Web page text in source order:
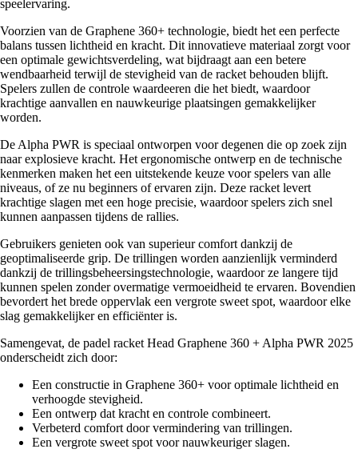
speelervaring.
Voorzien van de Graphene 360+ technologie, biedt het een perfecte
balans tussen lichtheid en kracht. Dit innovatieve materiaal zorgt voor
een optimale gewichtsverdeling, wat bijdraagt aan een betere
wendbaarheid terwijl de stevigheid van de racket behouden blijft.
Spelers zullen de controle waardeeren die het biedt, waardoor
krachtige aanvallen en nauwkeurige plaatsingen gemakkelijker
worden.
De Alpha PWR is speciaal ontworpen voor degenen die op zoek zijn
naar explosieve kracht. Het ergonomische ontwerp en de technische
kenmerken maken het een uitstekende keuze voor spelers van alle
niveaus, of ze nu beginners of ervaren zijn. Deze racket levert
krachtige slagen met een hoge precisie, waardoor spelers zich snel
kunnen aanpassen tijdens de rallies.
Gebruikers genieten ook van superieur comfort dankzij de
geoptimaliseerde grip. De trillingen worden aanzienlijk verminderd
dankzij de trillingsbeheersingstechnologie, waardoor ze langere tijd
kunnen spelen zonder overmatige vermoeidheid te ervaren. Bovendien
bevordert het brede oppervlak een vergrote sweet spot, waardoor elke
slag gemakkelijker en efficiënter is.
Samengevat, de padel racket Head Graphene 360 + Alpha PWR 2025
onderscheidt zich door:
Een constructie in Graphene 360+ voor optimale lichtheid en
verhoogde stevigheid.
Een ontwerp dat kracht en controle combineert.
Verbeterd comfort door vermindering van trillingen.
Een vergrote sweet spot voor nauwkeuriger slagen.